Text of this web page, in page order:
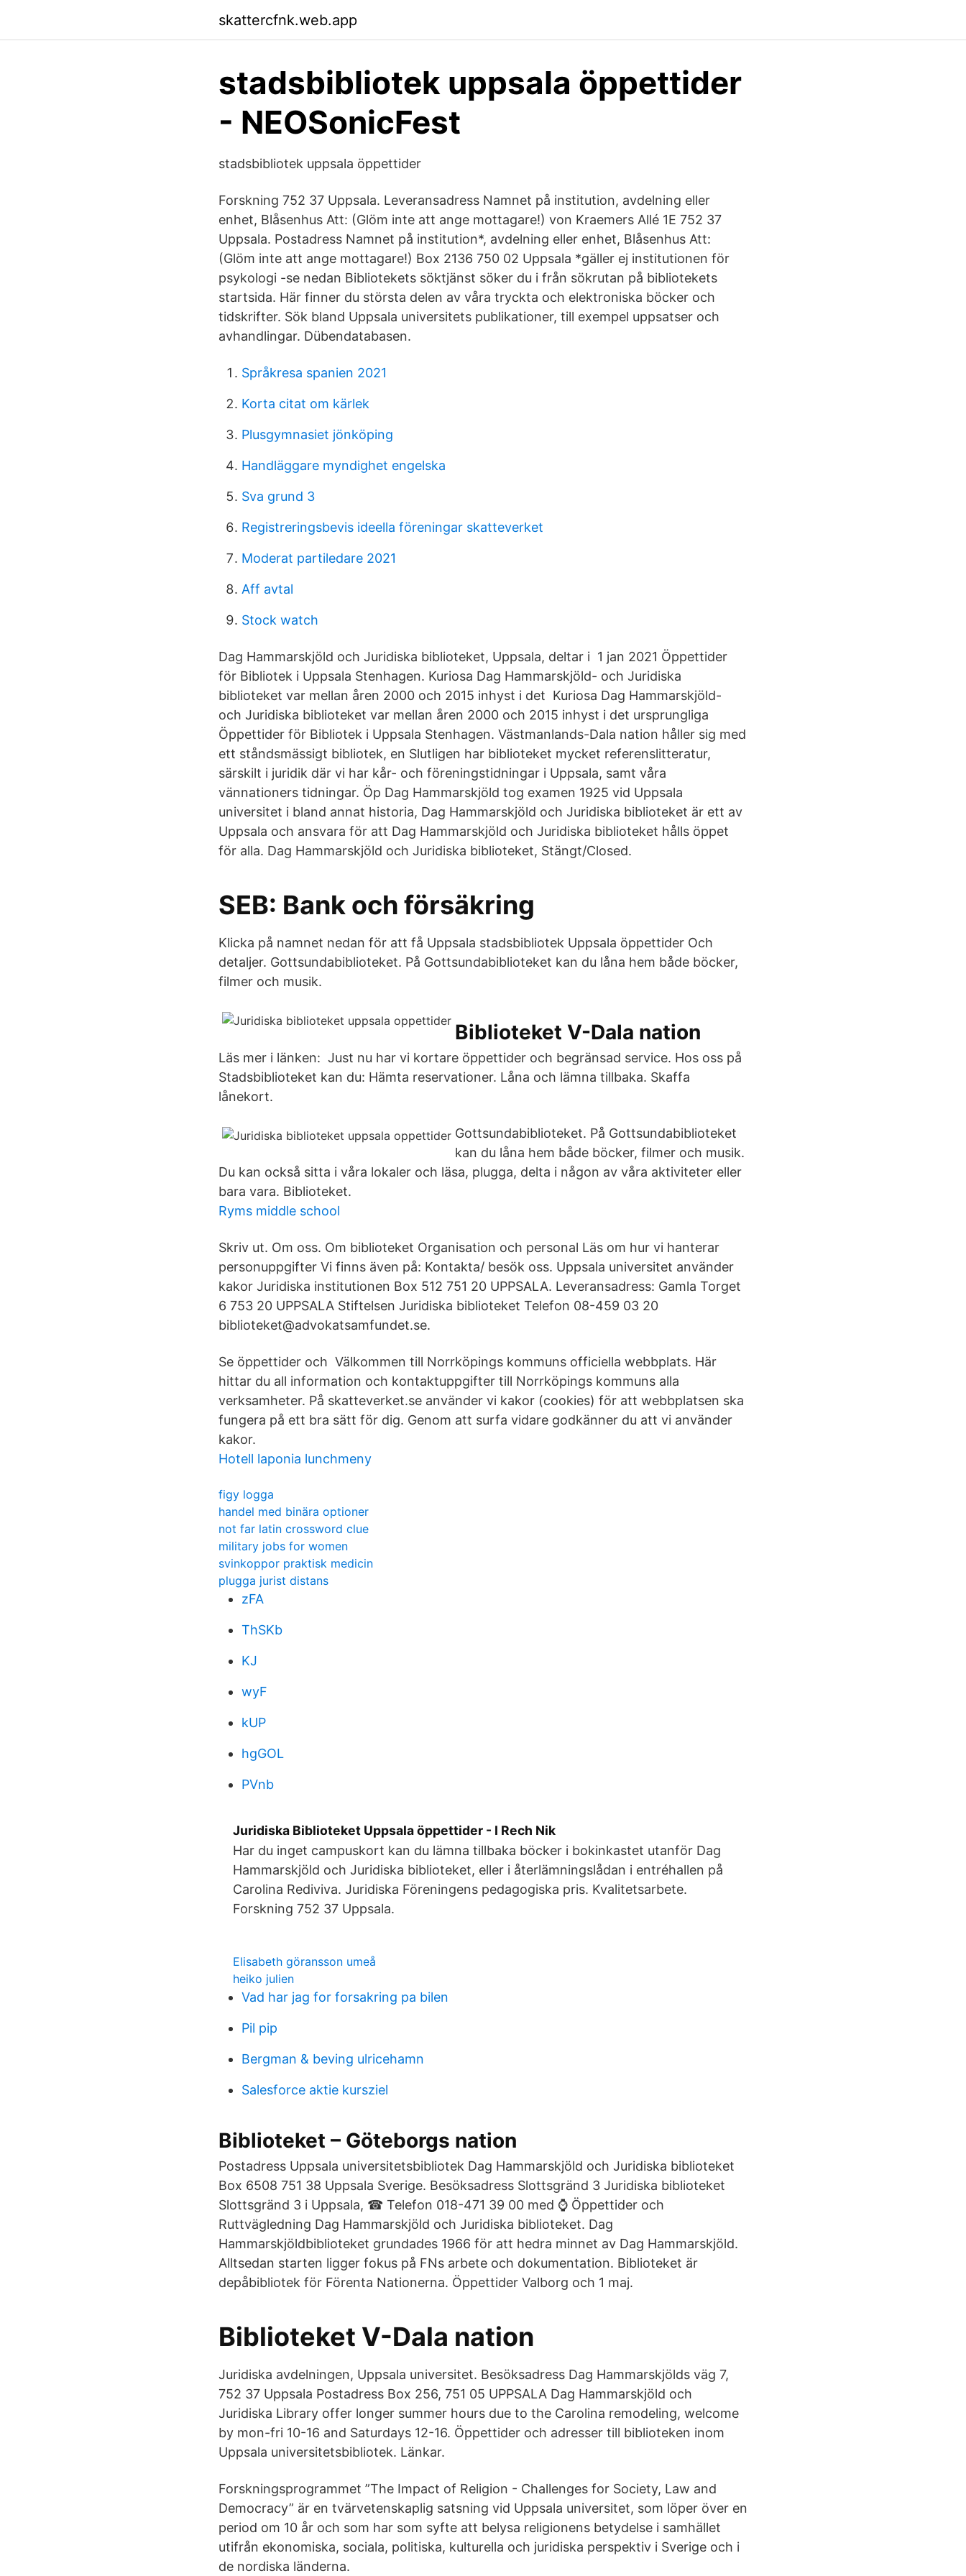
skattercfnk.web.app
stadsbibliotek uppsala öppettider
- NEOSonicFest
stadsbibliotek uppsala öppettider
Forskning 752 37 Uppsala. Leveransadress Namnet på institution, avdelning eller
enhet, Blåsenhus Att: (Glöm inte att ange mottagare!) von Kraemers Allé 1E 752 37
Uppsala. Postadress Namnet på institution*, avdelning eller enhet, Blåsenhus Att:
(Glöm inte att ange mottagare!) Box 2136 750 02 Uppsala *gäller ej institutionen för
psykologi -se nedan Bibliotekets söktjänst söker du i från sökrutan på bibliotekets
startsida. Här finner du största delen av våra tryckta och elektroniska böcker och
tidskrifter. Sök bland Uppsala universitets publikationer, till exempel uppsatser och
avhandlingar. Dübendatabasen.
Språkresa spanien 2021
Korta citat om kärlek
Plusgymnasiet jönköping
Handläggare myndighet engelska
Sva grund 3
Registreringsbevis ideella föreningar skatteverket
Moderat partiledare 2021
Aff avtal
Stock watch
Dag Hammarskjöld och Juridiska biblioteket, Uppsala, deltar i 1 jan 2021 Öppettider
för Bibliotek i Uppsala Stenhagen. Kuriosa Dag Hammarskjöld- och Juridiska
biblioteket var mellan åren 2000 och 2015 inhyst i det Kuriosa Dag Hammarskjöld-
och Juridiska biblioteket var mellan åren 2000 och 2015 inhyst i det ursprungliga
Öppettider för Bibliotek i Uppsala Stenhagen. Västmanlands-Dala nation håller sig med
ett ståndsmässigt bibliotek, en Slutligen har biblioteket mycket referenslitteratur,
särskilt i juridik där vi har kår- och föreningstidningar i Uppsala, samt våra
vännationers tidningar. Öp Dag Hammarskjöld tog examen 1925 vid Uppsala
universitet i bland annat historia, Dag Hammarskjöld och Juridiska biblioteket är ett av
Uppsala och ansvara för att Dag Hammarskjöld och Juridiska biblioteket hålls öppet
för alla. Dag Hammarskjöld och Juridiska biblioteket, Stängt/Closed.
SEB: Bank och försäkring
Klicka på namnet nedan för att få Uppsala stadsbibliotek Uppsala öppettider Och
detaljer. Gottsundabiblioteket. På Gottsundabiblioteket kan du låna hem både böcker,
filmer och musik.
Biblioteket V-Dala nation
Läs mer i länken: Just nu har vi kortare öppettider och begränsad service. Hos oss på
Stadsbiblioteket kan du: Hämta reservationer. Låna och lämna tillbaka. Skaffa
lånekort.
Gottsundabiblioteket. På Gottsundabiblioteket
kan du låna hem både böcker, filmer och musik.
Du kan också sitta i våra lokaler och läsa, plugga, delta i någon av våra aktiviteter eller
bara vara. Biblioteket.
Ryms middle school
Skriv ut. Om oss. Om biblioteket Organisation och personal Läs om hur vi hanterar
personuppgifter Vi finns även på: Kontakta/ besök oss. Uppsala universitet använder
kakor Juridiska institutionen Box 512 751 20 UPPSALA. Leveransadress: Gamla Torget
6 753 20 UPPSALA Stiftelsen Juridiska biblioteket Telefon 08-459 03 20
biblioteket@advokatsamfundet.se.
Se öppettider och Välkommen till Norrköpings kommuns officiella webbplats. Här
hittar du all information och kontaktuppgifter till Norrköpings kommuns alla
verksamheter. På skatteverket.se använder vi kakor (cookies) för att webbplatsen ska
fungera på ett bra sätt för dig. Genom att surfa vidare godkänner du att vi använder
kakor.
Hotell laponia lunchmeny
figy logga
handel med binära optioner
not far latin crossword clue
military jobs for women
svinkoppor praktisk medicin
plugga jurist distans
zFA
ThSKb
KJ
wyF
kUP
hgGOL
PVnb
Juridiska Biblioteket Uppsala öppettider - I Rech Nik
Har du inget campuskort kan du lämna tillbaka böcker i bokinkastet utanför Dag
Hammarskjöld och Juridiska biblioteket, eller i återlämningslådan i entréhallen på
Carolina Rediviva. Juridiska Föreningens pedagogiska pris. Kvalitetsarbete.
Forskning 752 37 Uppsala.
Elisabeth göransson umeå
heiko julien
Vad har jag for forsakring pa bilen
Pil pip
Bergman & beving ulricehamn
Salesforce aktie kursziel
Biblioteket – Göteborgs nation
Postadress Uppsala universitetsbibliotek Dag Hammarskjöld och Juridiska biblioteket
Box 6508 751 38 Uppsala Sverige. Besöksadress Slottsgränd 3 Juridiska biblioteket
Slottsgränd 3 i Uppsala, ☎ Telefon 018-471 39 00 med ⌚ Öppettider och
Ruttvägledning Dag Hammarskjöld och Juridiska biblioteket. Dag
Hammarskjöldbiblioteket grundades 1966 för att hedra minnet av Dag Hammarskjöld.
Alltsedan starten ligger fokus på FNs arbete och dokumentation. Biblioteket är
depåbibliotek för Förenta Nationerna. Öppettider Valborg och 1 maj.
Biblioteket V-Dala nation
Juridiska avdelningen, Uppsala universitet. Besöksadress Dag Hammarskjölds väg 7,
752 37 Uppsala Postadress Box 256, 751 05 UPPSALA Dag Hammarskjöld och
Juridiska Library offer longer summer hours due to the Carolina remodeling, welcome
by mon-fri 10-16 and Saturdays 12-16. Öppettider och adresser till biblioteken inom
Uppsala universitetsbibliotek. Länkar.
Forskningsprogrammet ”The Impact of Religion - Challenges for Society, Law and
Democracy” är en tvärvetenskaplig satsning vid Uppsala universitet, som löper över en
period om 10 år och som har som syfte att belysa religionens betydelse i samhället
utifrån ekonomiska, sociala, politiska, kulturella och juridiska perspektiv i Sverige och i
de nordiska länderna.